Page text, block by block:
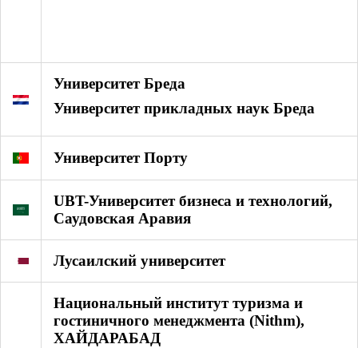
Университет Бреда
Университет прикладных наук Бреда
Университет Порту
UBT-Университет бизнеса и технологий,
Саудовская Аравия
Лусаилский университет
Национальный институт туризма и
гостиничного менеджмента (Nithm),
ХАЙДАРАБАД